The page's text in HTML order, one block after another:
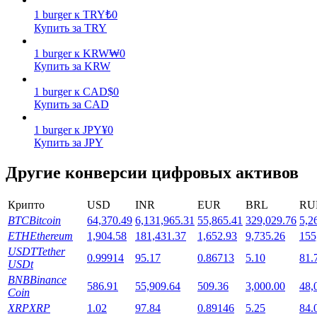
Стейкинг
Высокая прибыль и мгновенный доступ
1 burger к TRY₺0
Купить за TRY
1 burger к KRW₩0
Купить за KRW
1 burger к CAD$0
Купить за CAD
1 burger к JPY¥0
Купить за JPY
Другие конверсии цифровых активов
Крипто USD INR EUR BRL
BTCBitcoin 64,370.49 6,131,965.31 55,865.41 329,029.76
ETHEthereum 1,904.58 181,431.37 1,652.93 9,735.26
USDTTether
USDt
0.99914 95.17 0.86713 5.10
BNBBinance
Coin
586.91 55,909.64 509.36 3,000.00
XRPXRP 1.02 97.84 0.89146 5.25